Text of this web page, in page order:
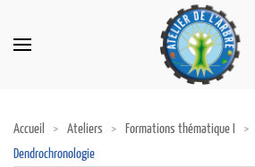
Accueil Ateliers Formations thématique I
Dendrochronologie